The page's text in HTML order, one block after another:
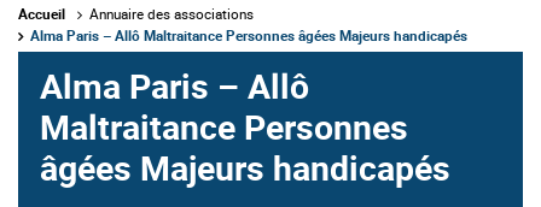
Accueil
Annuaire des associations
Alma Paris – Allô Maltraitance Personnes âgées Majeurs handicapés
Alma Paris – Allô
Maltraitance Personnes
âgées Majeurs handicapés